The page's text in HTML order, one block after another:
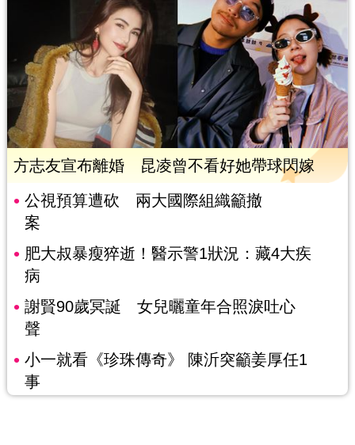
方志友宣布離婚 昆凌曾不看好她帶球閃嫁
公視預算遭砍 兩大國際組織籲撤
案
肥大叔暴瘦猝逝！醫示警1狀況：藏4大疾
病
謝賢90歲冥誕 女兒曬童年合照淚吐心
聲
小一就看《珍珠傳奇》 陳沂突籲姜厚任1
事